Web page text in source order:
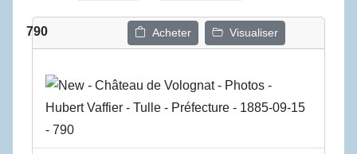
790 Acheter Visualiser